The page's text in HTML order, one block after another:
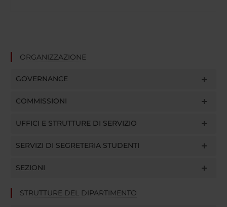
ORGANIZZAZIONE
GOVERNANCE
COMMISSIONI
UFFICI E STRUTTURE DI SERVIZIO
SERVIZI DI SEGRETERIA STUDENTI
SEZIONI
STRUTTURE DEL DIPARTIMENTO